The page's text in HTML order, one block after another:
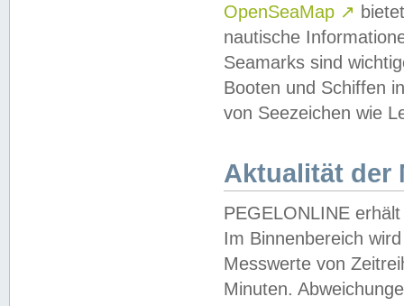
OpenSeaMap ↗
nautische
Seamarks sind
Booten und Schiffen
von Seezeichen wie
Aktualität der
PEGELONLINE
Im Binnenbereich
Messwerte von
Minuten.